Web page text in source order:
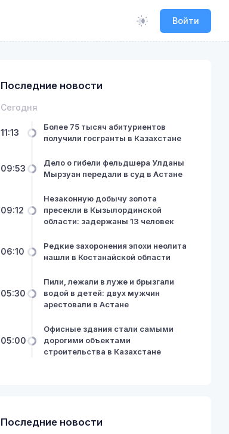
Войти
Последние новости
Сегодня
11:13
Более 75 тысяч абитуриентов
получили госгранты в Казахстане
09:53
Дело о гибели фельдшера Улданы
Мырзуан передали в суд в Астане
09:12
Незаконную добычу золота
пресекли в Кызылординской
области: задержаны 13 человек
06:10
Редкие захоронения эпохи неолита
нашли в Костанайской области
05:30
Пили, лежали в луже и брызгали
водой в детей: двух мужчин
арестовали в Астане
05:00
Офисные здания стали самыми
дорогими объектами
строительства в Казахстане
Последние новости